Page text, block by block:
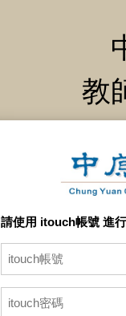
教
請使用 itouch帳號 進